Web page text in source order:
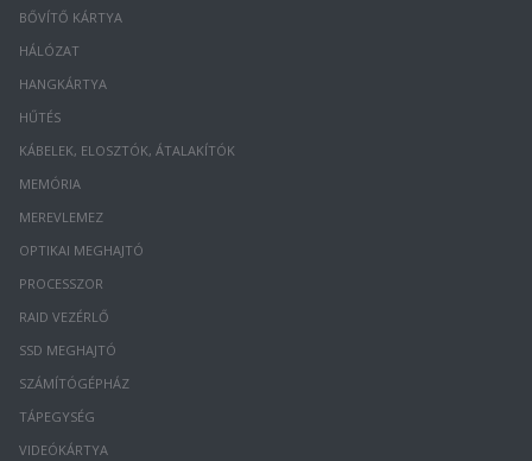
BŐVÍTŐ KÁRTYA
HÁLÓZAT
HANGKÁRTYA
HŰTÉS
KÁBELEK, ELOSZTÓK, ÁTALAKÍTÓK
MEMÓRIA
MEREVLEMEZ
OPTIKAI MEGHAJTÓ
PROCESSZOR
RAID VEZÉRLŐ
SSD MEGHAJTÓ
SZÁMÍTÓGÉPHÁZ
TÁPEGYSÉG
VIDEÓKÁRTYA